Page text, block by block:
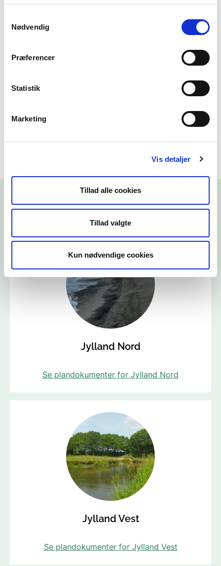
Nødvendig
Præferencer
Statistik
Marketing
Vis detaljer
Tillad alle cookies
Tillad valgte
Kun nødvendige cookies
221. Risum Enge og Selde Vig
224. Flynder Å og heder i Klosterhede
225. Ovstrup Hede med Røjen Bæk
Jylland Nord
Se plandokumenter for Jylland Nord
Jylland Vest
Se plandokumenter for Jylland Vest